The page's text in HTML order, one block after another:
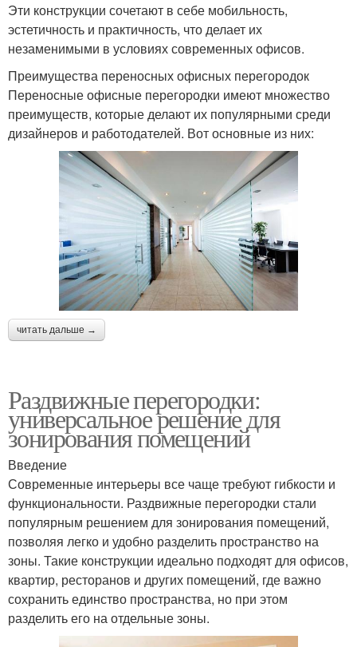
Эти конструкции сочетают в себе мобильность,
эстетичность и практичность, что делает их
незаменимыми в условиях современных офисов.
Преимущества переносных офисных перегородок
Переносные офисные перегородки имеют множество
преимуществ, которые делают их популярными среди
дизайнеров и работодателей. Вот основные из них:
читать дальше →
Раздвижные перегородки:
универсальное решение для
зонирования помещений
Введение
Современные интерьеры все чаще требуют гибкости и
функциональности. Раздвижные перегородки стали
популярным решением для зонирования помещений,
позволяя легко и удобно разделить пространство на
зоны. Такие конструкции идеально подходят для офисов,
квартир, ресторанов и других помещений, где важно
сохранить единство пространства, но при этом
разделить его на отдельные зоны.